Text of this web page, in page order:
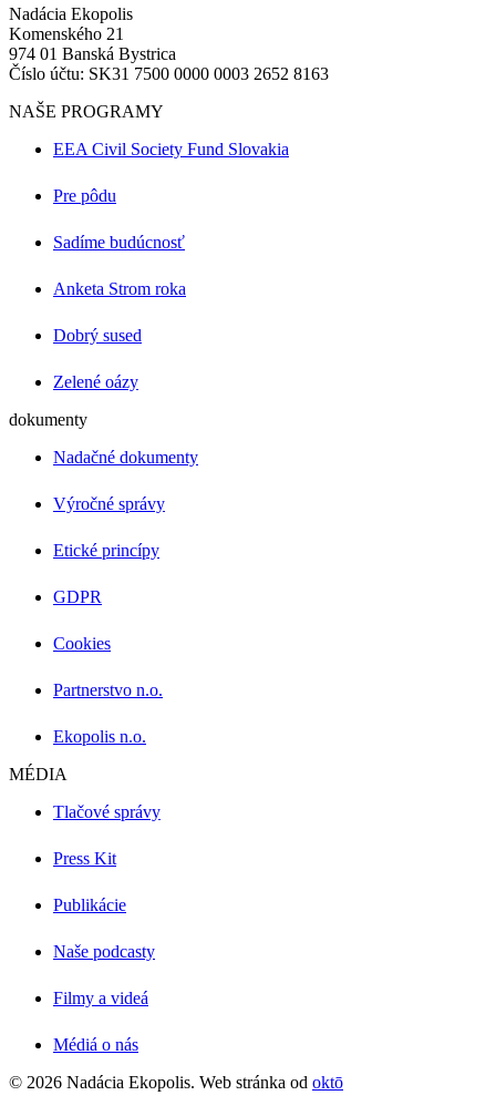
Nadácia Ekopolis
Komenského 21
974 01 Banská Bystrica
Číslo účtu: SK31 7500 0000 0003 2652 8163
NAŠE PROGRAMY
EEA Civil Society Fund Slovakia
Pre pôdu
Sadíme budúcnosť
Anketa Strom roka
Dobrý sused
Zelené oázy
dokumenty
Nadačné dokumenty
Výročné správy
Etické princípy
GDPR
Cookies
Partnerstvo n.o.
Ekopolis n.o.
MÉDIA
Tlačové správy
Press Kit
Publikácie
Naše podcasty
Filmy a videá
Médiá o nás
© 2026 Nadácia Ekopolis. Web stránka od oktō